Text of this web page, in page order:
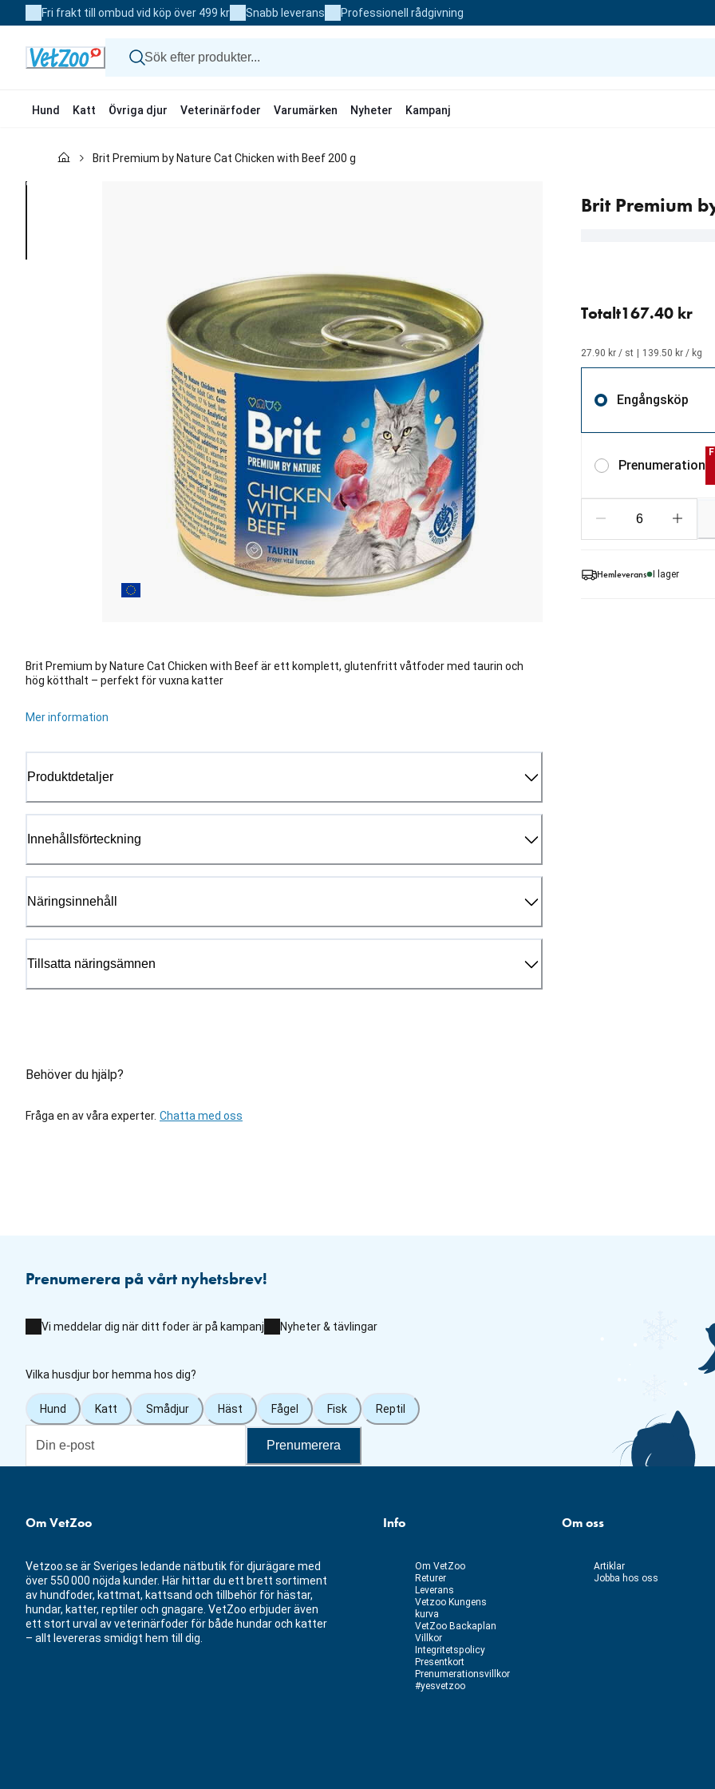
to
Fri frakt till ombud vid köp över 499 kr Snabb leverans Professionell rådgivning
Hund Katt Övriga djur Veterinärfoder Varumärken Nyheter Kampanj
Brit Premium by Nature Cat Chicken with Beef 200 g
Brit Premium
Brit Premium by Nature Cat Chicken with Beef är ett komplett, glutenfritt våtfoder med taurin och
hög kötthalt – perfekt för vuxna katter
Mer information
Produktdetaljer
Innehållsförteckning
Näringsinnehåll
Tillsatta näringsämnen
Behöver du hjälp?
Fråga en av våra experter. Chatta med oss
Totalt167.40 kr
27.90 kr / st 139.50 kr / kg
Engångsköp
Prenumeration
Hemleverans I lager
Prenumerera på vårt nyhetsbrev!
Vi meddelar dig när ditt foder är på kampanj Nyheter & tävlingar
Vilka husdjur bor hemma hos dig?
Hund Katt Smådjur Häst Fågel Fisk Reptil
Prenumerera
Om VetZoo
Vetzoo.se är Sveriges ledande nätbutik för djurägare med
över 550 000 nöjda kunder. Här hittar du ett brett sortiment
av hundfoder, kattmat, kattsand och tillbehör för hästar,
hundar, katter, reptiler och gnagare. VetZoo erbjuder även
ett stort urval av veterinärfoder för både hundar och katter
– allt levereras smidigt hem till dig.
Info
Om VetZoo
Returer
Leverans
Vetzoo Kungens
kurva
VetZoo Backaplan
Villkor
Integritetspolicy
Presentkort
Prenumerationsvillkor
#yesvetzoo
Om oss
Artiklar
Jobba hos oss